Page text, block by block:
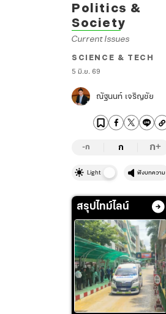
Politics &
Society
Current Issues
SCIENCE & TECH
5 มิ.ย. 69
ณัฐนนท์ เจริญชัย
-ก ก ก+
Light ฟังบทความ
สรุปไทม์ไลน์